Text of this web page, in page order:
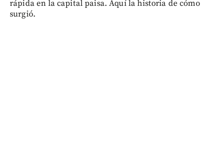
rápida en la capital paisa. Aquí la historia de cómo
surgió.